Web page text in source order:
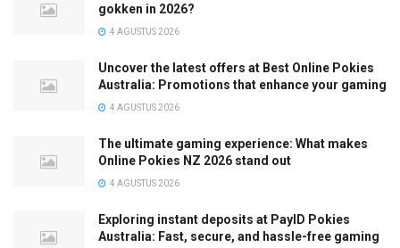
gokken in 2026?
4 AGUSTUS 2026
Uncover the latest offers at Best Online Pokies
Australia: Promotions that enhance your gaming
4 AGUSTUS 2026
The ultimate gaming experience: What makes
Online Pokies NZ 2026 stand out
4 AGUSTUS 2026
Exploring instant deposits at PayID Pokies
Australia: Fast, secure, and hassle-free gaming